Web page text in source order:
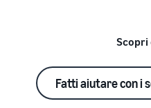
Scopri
Fatti aiutare con i